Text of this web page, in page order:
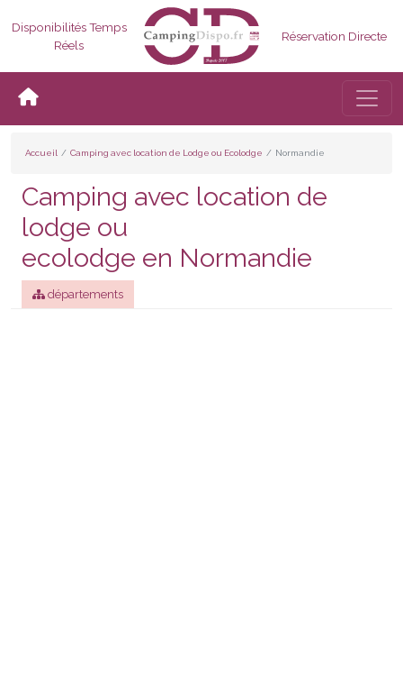
Disponibilités Temps
Réels
Réservation Directe
Accueil Camping avec location de Lodge ou Ecolodge Normandie
Camping avec location de
lodge ou
ecolodge en Normandie
départements